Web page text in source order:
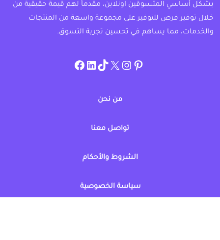
بشكل أساسي المتسوقين اونلاين، مقدماً لهم قيمة حقيقية من
خلال توفير فرص للتوفير على مجموعة واسعة من المنتجات
والخدمات، مما يساهم في تحسين تجربة التسوق.
pinterest
allcouponat
twitter
TikTok
linkedin
facebook
من نحن
تواصل معنا
الشروط والأحكام
سياسة الخصوصية